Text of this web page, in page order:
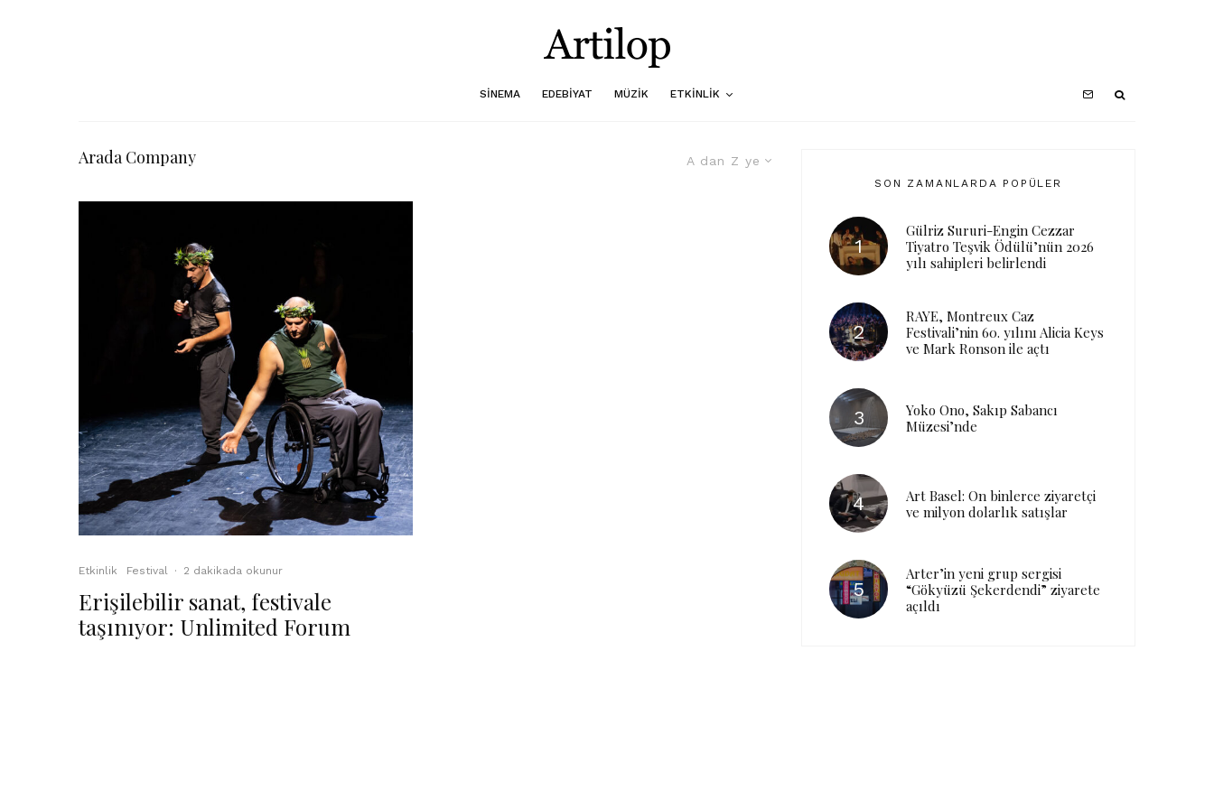
SINEMA EDEBIYAT MÜZIK ETKINLIK
A dan Z ye
Arada Company
Etkinlik Festival · 2 dakikada okunur
Erişilebilir sanat, festivale
taşınıyor: Unlimited Forum
SON ZAMANLARDA POPÜLER
Gülriz Sururi-Engin Cezzar
Tiyatro Teşvik Ödülü’nün 2026
yılı sahipleri belirlendi
RAYE, Montreux Caz
Festivali’nin 60. yılını Alicia Keys
ve Mark Ronson ile açtı
Yoko Ono, Sakıp Sabancı
Müzesi’nde
Art Basel: On binlerce ziyaretçi
ve milyon dolarlık satışlar
Arter’in yeni grup sergisi
“Gökyüzü Şekerdendi” ziyarete
açıldı